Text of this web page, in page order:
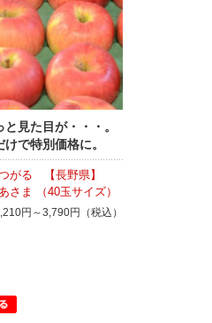
と見た目が・・・。
けで特別価格に。
がる 【長野県】
さま （40玉サイズ）
円～3,790円（税込）